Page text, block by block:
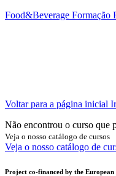
Food&Beverage Formação
Voltar para a página inicial
Não encontrou o curso que
Veja o nosso catálogo de cursos
Veja o nosso catálogo de
Project co-financed by the